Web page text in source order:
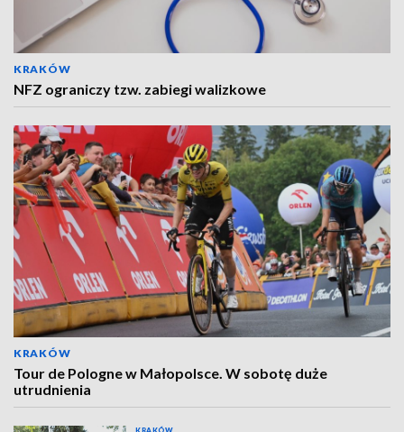
KRAKÓW
NFZ ograniczy tzw. zabiegi walizkowe
KRAKÓW
Tour de Pologne w Małopolsce. W sobotę duże
utrudnienia
KRAKÓW